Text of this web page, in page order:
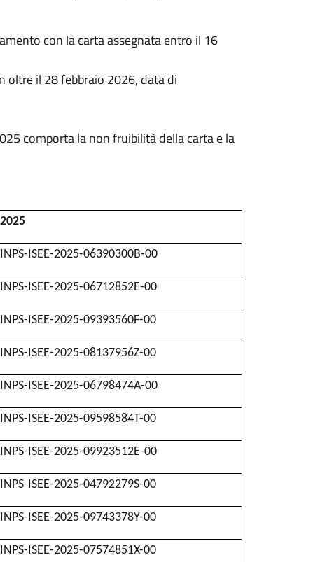
con la carta assegnata entro il 16
oltre il 28 febbraio 2026, data di
comporta la non fruibilità della carta e la
2025
INPS-ISEE-2025-06390300B-00
INPS-ISEE-2025-06712852E-00
INPS-ISEE-2025-09393560F-00
INPS-ISEE-2025-08137956Z-00
INPS-ISEE-2025-06798474A-00
INPS-ISEE-2025-09598584T-00
INPS-ISEE-2025-09923512E-00
INPS-ISEE-2025-04792279S-00
INPS-ISEE-2025-09743378Y-00
INPS-ISEE-2025-07574851X-00